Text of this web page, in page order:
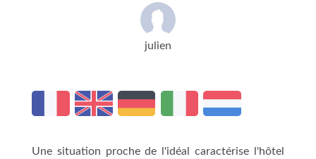
julien
Une situation proche de l'idéal caractérise l'hôtel